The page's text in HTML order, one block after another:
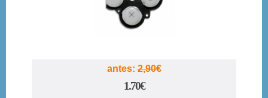
antes:2,90€
1.70€